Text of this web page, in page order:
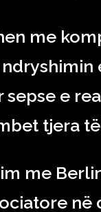
me
sepse e
tjera
me